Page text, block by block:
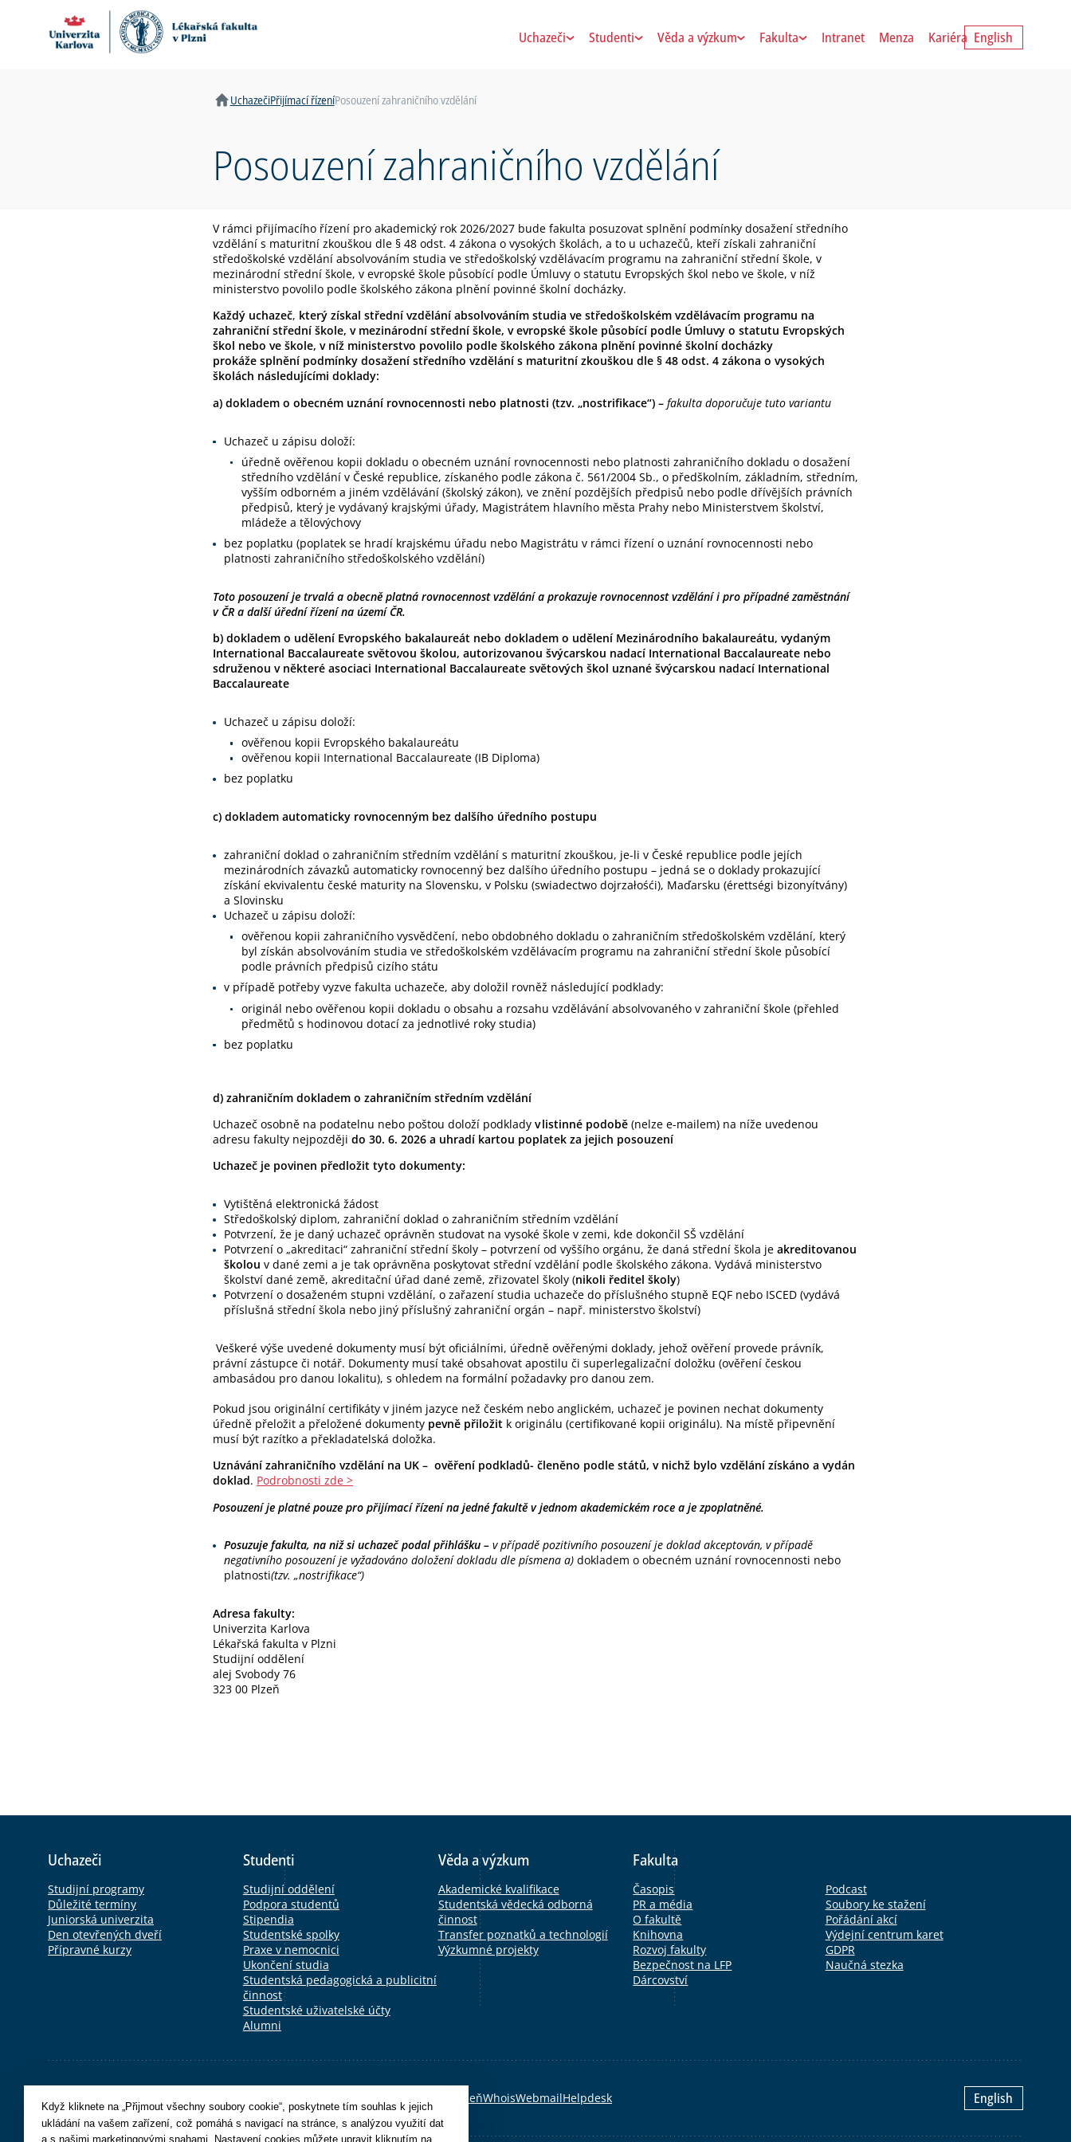
Uchazeči Studenti Věda a výzkum Fakulta Intranet Menza Kariéra English
Domů
UchazečiPřijímací řízeníPosouzení zahraničního vzdělání
Posouzení zahraničního vzdělání
V rámci přijímacího řízení pro akademický rok 2026/2027 bude fakulta posuzovat splnění podmínky dosažení středního
vzdělání s maturitní zkouškou dle § 48 odst. 4 zákona o vysokých školách, a to u uchazečů, kteří získali zahraniční
středoškolské vzdělání absolvováním studia ve středoškolský vzdělávacím programu na zahraniční střední škole, v
mezinárodní střední škole, v evropské škole působící podle Úmluvy o statutu Evropských škol nebo ve škole, v níž
ministerstvo povolilo podle školského zákona plnění povinné školní docházky.
Každý uchazeč, který získal střední vzdělání absolvováním studia ve středoškolském vzdělávacím programu na
zahraniční střední škole, v mezinárodní střední škole, v evropské škole působící podle Úmluvy o statutu Evropských
škol nebo ve škole, v níž ministerstvo povolilo podle školského zákona plnění povinné školní docházky
prokáže splnění podmínky dosažení středního vzdělání s maturitní zkouškou dle § 48 odst. 4 zákona o vysokých
školách následujícími doklady:
a) dokladem o obecném uznání rovnocennosti nebo platnosti (tzv. „nostrifikace“) – fakulta doporučuje tuto variantu
Uchazeč u zápisu doloží:
úředně ověřenou kopii dokladu o obecném uznání rovnocennosti nebo platnosti zahraničního dokladu o dosažení
středního vzdělání v České republice, získaného podle zákona č. 561/2004 Sb., o předškolním, základním, středním,
vyšším odborném a jiném vzdělávání (školský zákon), ve znění pozdějších předpisů nebo podle dřívějších právních
předpisů, který je vydávaný krajskými úřady, Magistrátem hlavního města Prahy nebo Ministerstvem školství,
mládeže a tělovýchovy
bez poplatku (poplatek se hradí krajskému úřadu nebo Magistrátu v rámci řízení o uznání rovnocennosti nebo
platnosti zahraničního středoškolského vzdělání)
Toto posouzení je trvalá a obecně platná rovnocennost vzdělání a prokazuje rovnocennost vzdělání i pro případné zaměstnání
v ČR a další úřední řízení na území ČR.
b) dokladem o udělení Evropského bakalaureát nebo dokladem o udělení Mezinárodního bakalaureátu, vydaným
International Baccalaureate světovou školou, autorizovanou švýcarskou nadací International Baccalaureate nebo
sdruženou v některé asociaci International Baccalaureate světových škol uznané švýcarskou nadací International
Baccalaureate
Uchazeč u zápisu doloží:
ověřenou kopii Evropského bakalaureátu
ověřenou kopii International Baccalaureate (IB Diploma)
bez poplatku
c) dokladem automaticky rovnocenným bez dalšího úředního postupu
zahraniční doklad o zahraničním středním vzdělání s maturitní zkouškou, je-li v České republice podle jejích
mezinárodních závazků automaticky rovnocenný bez dalšího úředního postupu – jedná se o doklady prokazující
získání ekvivalentu české maturity na Slovensku, v Polsku (swiadectwo dojrzałośći), Maďarsku (érettségi bizonyítvány)
a Slovinsku
Uchazeč u zápisu doloží:
ověřenou kopii zahraničního vysvědčení, nebo obdobného dokladu o zahraničním středoškolském vzdělání, který
byl získán absolvováním studia ve středoškolském vzdělávacím programu na zahraniční střední škole působící
podle právních předpisů cizího státu
v případě potřeby vyzve fakulta uchazeče, aby doložil rovněž následující podklady:
originál nebo ověřenou kopii dokladu o obsahu a rozsahu vzdělávání absolvovaného v zahraniční škole (přehled
předmětů s hodinovou dotací za jednotlivé roky studia)
bez poplatku
d) zahraničním dokladem o zahraničním středním vzdělání
Uchazeč osobně na podatelnu nebo poštou doloží podklady v listinné podobě (nelze e-mailem) na níže uvedenou
adresu fakulty nejpozději do 30. 6. 2026 a uhradí kartou poplatek za jejich posouzení
Uchazeč je povinen předložit tyto dokumenty:
Vytištěná elektronická žádost
Středoškolský diplom, zahraniční doklad o zahraničním středním vzdělání
Potvrzení, že je daný uchazeč oprávněn studovat na vysoké škole v zemi, kde dokončil SŠ vzdělání
Potvrzení o „akreditaci“ zahraniční střední školy – potvrzení od vyššího orgánu, že daná střední škola jeakreditovanou
školou v dané zemi a je tak oprávněna poskytovat střední vzdělání podle školského zákona. Vydává ministerstvo
školství dané země, akreditační úřad dané země, zřizovatel školy (nikoli ředitel školy)
Potvrzení o dosaženém stupni vzdělání, o zařazení studia uchazeče do příslušného stupně EQF nebo ISCED (vydává
příslušná střední škola nebo jiný příslušný zahraniční orgán – např. ministerstvo školství)
Veškeré výše uvedené dokumenty musí být oficiálními, úředně ověřenými doklady, jehož ověření provede právník,
právní zástupce či notář. Dokumenty musí také obsahovat apostilu či superlegalizační doložku (ověření českou
ambasádou pro danou lokalitu), s ohledem na formální požadavky pro danou zem.
Pokud jsou originální certifikáty v jiném jazyce než českém nebo anglickém, uchazeč je povinen nechat dokumenty
úředně přeložit a přeložené dokumenty pevně přiložit k originálu (certifikované kopii originálu). Na místě připevnění
musí být razítko a překladatelská doložka.
Uznávání zahraničního vzdělání na UK – ověření podkladů- členěno podle států, v nichž bylo vzdělání získáno a vydán
doklad. Podrobnosti zde >
Posouzení je platné pouze pro přijímací řízení na jedné fakultě v jednom akademickém roce a je zpoplatněné.
Posuzuje fakulta, na niž si uchazeč podal přihlášku –v případě pozitivního posouzení je doklad akceptován, v případě
negativního posouzení je vyžadováno doložení dokladu dle písmena a)dokladem o obecném uznání rovnocennosti nebo
platnosti(tzv. „nostrifikace“)
Adresa fakulty:
Univerzita Karlova
Lékařská fakulta v Plzni
Studijní oddělení
alej Svobody 76
323 00 Plzeň
Uchazeči
Studijní programy
Důležité termíny
Juniorská univerzita
Den otevřených dveří
Přípravné kurzy
Studenti
Studijní oddělení
Podpora studentů
Stipendia
Studentské spolky
Praxe v nemocnici
Ukončení studia
Studentská pedagogická a publicitní
činnost
Studentské uživatelské účty
Alumni
Věda a výzkum
Akademické kvalifikace
Studentská vědecká odborná
činnost
Transfer poznatků a technologií
Výzkumné projekty
Fakulta
Časopis
Podcast
PR a média
Soubory ke stažení
O fakultě
Pořádání akcí
Knihovna
Výdejní centrum karet
Rozvoj fakulty
GDPR
Bezpečnost na LFP
Naučná stezka
Dárcovství
Externí odkazy FN PlzeňWhoisWebmailHelpdesk English
Když kliknete na „Přijmout všechny soubory cookie“, poskytnete tím souhlas k jejich
ukládání na vašem zařízení, což pomáhá s navigací na stránce, s analýzou využití dat
a s našimi marketingovými snahami. Nastavení cookies můžete upravit kliknutím na